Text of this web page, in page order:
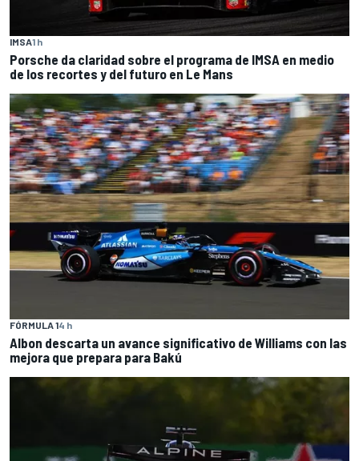
IMSA1 h
Porsche da claridad sobre el programa de IMSA en medio
de los recortes y del futuro en Le Mans
FÓRMULA 14 h
Albon descarta un avance significativo de Williams con las
mejora que prepara para Bakú